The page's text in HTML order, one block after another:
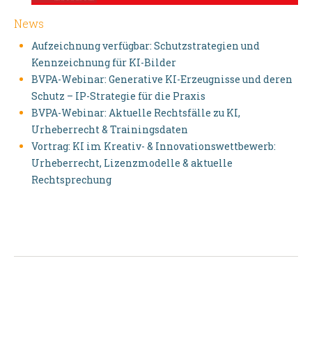
News
Aufzeichnung verfügbar: Schutzstrategien und
Kennzeichnung für KI-Bilder
BVPA-Webinar: Generative KI-Erzeugnisse und deren
Schutz – IP-Strategie für die Praxis
BVPA-Webinar: Aktuelle Rechtsfälle zu KI,
Urheberrecht & Trainingsdaten
Vortrag: KI im Kreativ- & Innovationswettbewerb:
Urheberrecht, Lizenzmodelle & aktuelle
Rechtsprechung